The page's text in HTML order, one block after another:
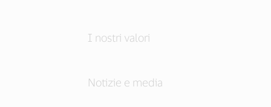
I nostri valori
Notizie e media